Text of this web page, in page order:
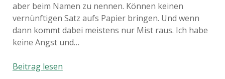
aber beim Namen zu nennen. Können keinen
vernünftigen Satz aufs Papier bringen. Und wenn
dann kommt dabei meistens nur Mist raus. Ich habe
keine Angst und…
Beitrag lesenWenn